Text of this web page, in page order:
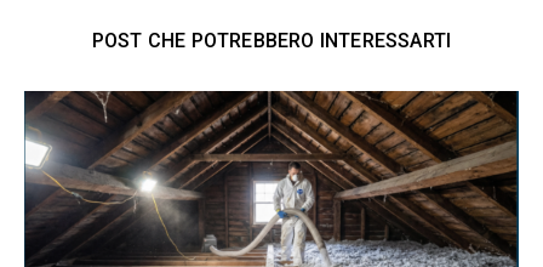
POST CHE POTREBBERO INTERESSARTI